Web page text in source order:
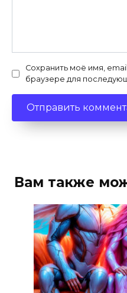
Сохранить моё имя,
браузере для
Вам также